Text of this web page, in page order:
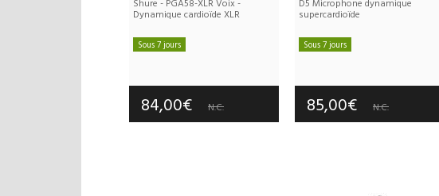
Dynamique cardioïde XLR
Sous 7 jours
Garantie :3 an(s)
84,00€ N.C.
supercardioïde
Sous 7 jours
Garantie :2 an(s)
85,00€ N.C.